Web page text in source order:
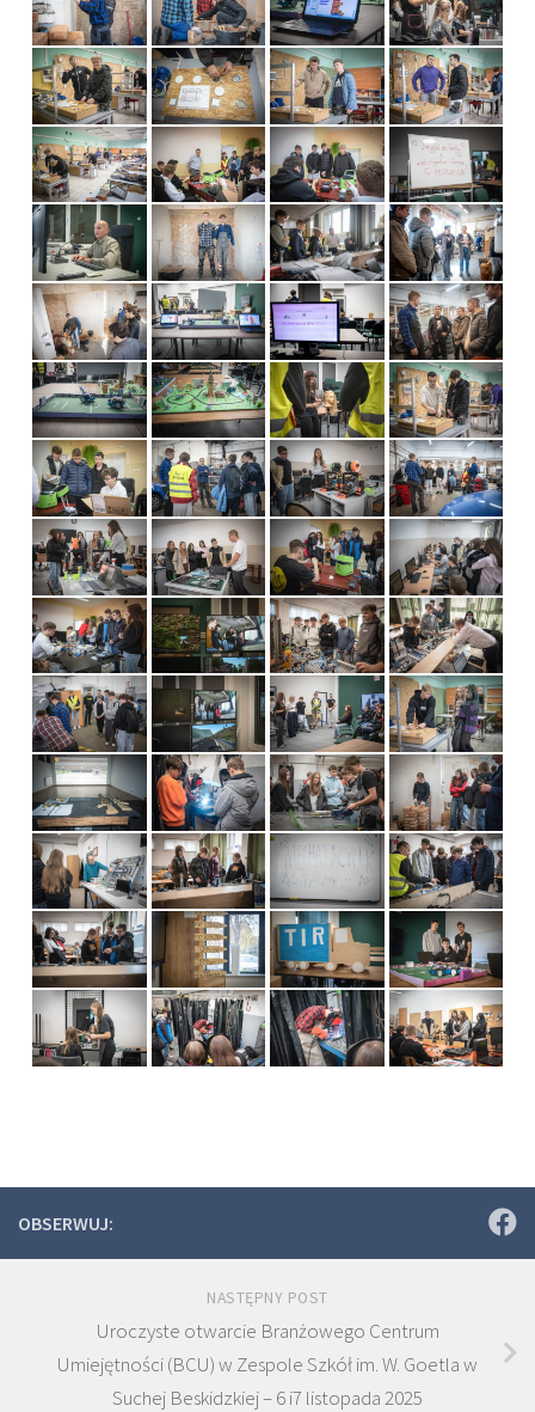
OBSERWUJ:
NASTĘPNY POST
Uroczyste otwarcie Branżowego Centrum
Umiejętności (BCU) w Zespole Szkół im. W. Goetla w
Suchej Beskidzkiej – 6 i7 listopada 2025